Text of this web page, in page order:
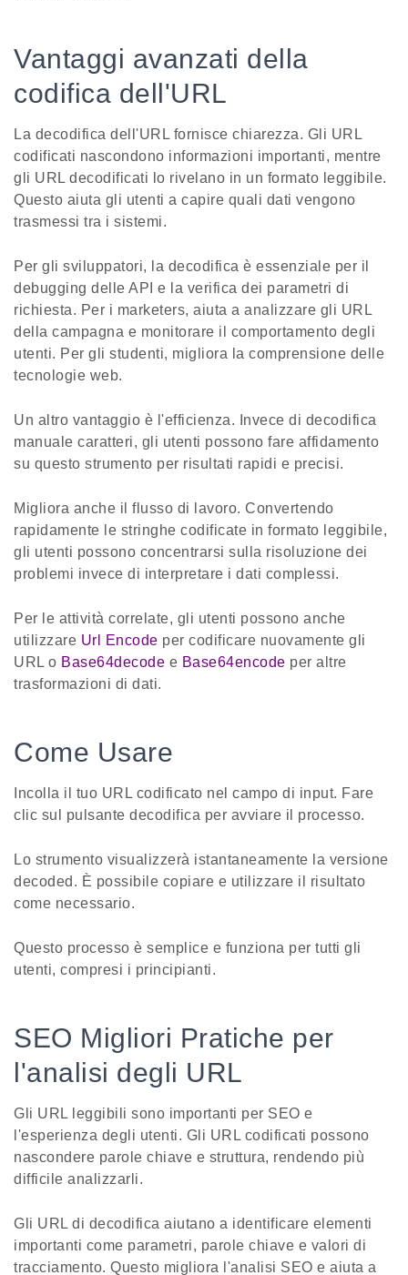
Vantaggi avanzati della
codifica dell'URL
La decodifica dell'URL fornisce chiarezza. Gli URL
codificati nascondono informazioni importanti, mentre
gli URL decodificati lo rivelano in un formato leggibile.
Questo aiuta gli utenti a capire quali dati vengono
trasmessi tra i sistemi.
Per gli sviluppatori, la decodifica è essenziale per il
debugging delle API e la verifica dei parametri di
richiesta. Per i marketers, aiuta a analizzare gli URL
della campagna e monitorare il comportamento degli
utenti. Per gli studenti, migliora la comprensione delle
tecnologie web.
Un altro vantaggio è l'efficienza. Invece di decodifica
manuale caratteri, gli utenti possono fare affidamento
su questo strumento per risultati rapidi e precisi.
Migliora anche il flusso di lavoro. Convertendo
rapidamente le stringhe codificate in formato leggibile,
gli utenti possono concentrarsi sulla risoluzione dei
problemi invece di interpretare i dati complessi.
Per le attività correlate, gli utenti possono anche
utilizzare Url Encode per codificare nuovamente gli
URL o Base64decode e Base64encode per altre
trasformazioni di dati.
Come Usare
Incolla il tuo URL codificato nel campo di input. Fare
clic sul pulsante decodifica per avviare il processo.
Lo strumento visualizzerà istantaneamente la versione
decoded. È possibile copiare e utilizzare il risultato
come necessario.
Questo processo è semplice e funziona per tutti gli
utenti, compresi i principianti.
SEO Migliori Pratiche per
l'analisi degli URL
Gli URL leggibili sono importanti per SEO e
l'esperienza degli utenti. Gli URL codificati possono
nascondere parole chiave e struttura, rendendo più
difficile analizzarli.
Gli URL di decodifica aiutano a identificare elementi
importanti come parametri, parole chiave e valori di
tracciamento. Questo migliora l'analisi SEO e aiuta a